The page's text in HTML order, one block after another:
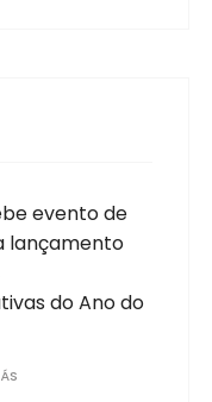
evento de
lançamento
do Ano do